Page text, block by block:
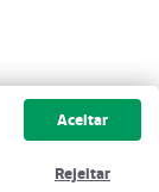
Aceitar
Rejeitar